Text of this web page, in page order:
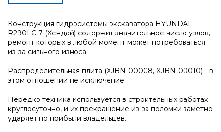
Конструкция гидросистемы экскаватора HYUNDAI
R290LC-7 (Хендай) содержит значительное число узлов,
ремонт которых в любой момент может потребоваться
из-за сильного износа.
Распределительная плита (XJBN-00008, XJBN-00010) - в
этом отношении не исключение.
Нередко техника используется в строительных работах
круглосуточно, и их прекращение из-за поломки заметно
ударяет по прибыли владельцев.